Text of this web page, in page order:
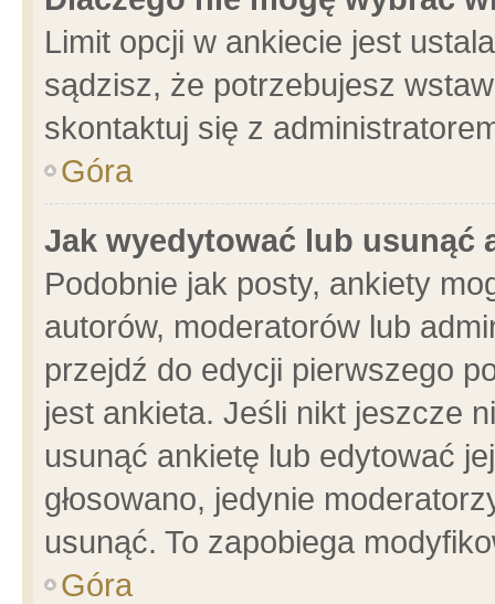
Limit opcji w ankiecie jest
sądzisz, że potrzebujesz
skontaktuj się z
Góra
Jak wyedytować lub usunąć
Podobnie jak posty, ankiety
autorów, moderatorów lub
przejdź do edycji pierwszego
jest ankieta. Jeśli nikt jeszcze
usunąć ankietę lub edytować
głosowano, jedynie
usunąć. To zapobiega
Góra